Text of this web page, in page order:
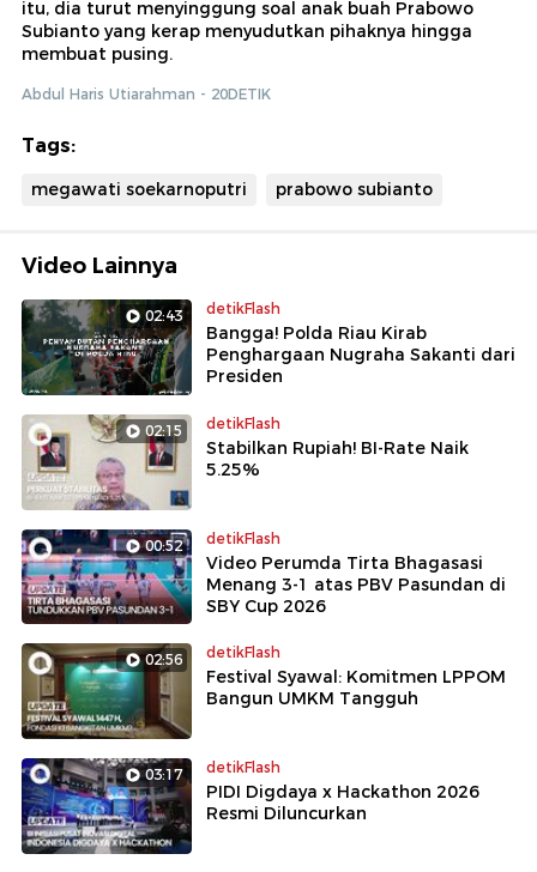
itu, dia turut menyinggung soal anak buah Prabowo
Subianto yang kerap menyudutkan pihaknya hingga
membuat pusing.
Abdul Haris Utiarahman - 20DETIK
Tags:
megawati soekarnoputri prabowo subianto
Video Lainnya
02:43 detikFlash
Bangga! Polda Riau Kirab
Penghargaan Nugraha Sakanti dari
Presiden
02:15 detikFlash
Stabilkan Rupiah! BI-Rate Naik
5.25%
00:52 detikFlash
Video Perumda Tirta Bhagasasi
Menang 3-1 atas PBV Pasundan di
SBY Cup 2026
02:56 detikFlash
Festival Syawal: Komitmen LPPOM
Bangun UMKM Tangguh
03:17 detikFlash
PIDI Digdaya x Hackathon 2026
Resmi Diluncurkan